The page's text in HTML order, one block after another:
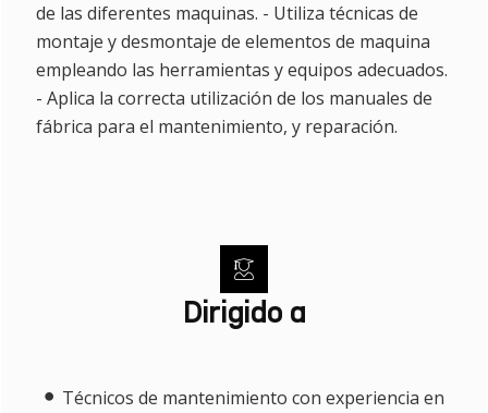
de las diferentes maquinas. - Utiliza técnicas de
montaje y desmontaje de elementos de maquina
empleando las herramientas y equipos adecuados.
- Aplica la correcta utilización de los manuales de
fábrica para el mantenimiento, y reparación.
Dirigido a
Técnicos de mantenimiento con experiencia en